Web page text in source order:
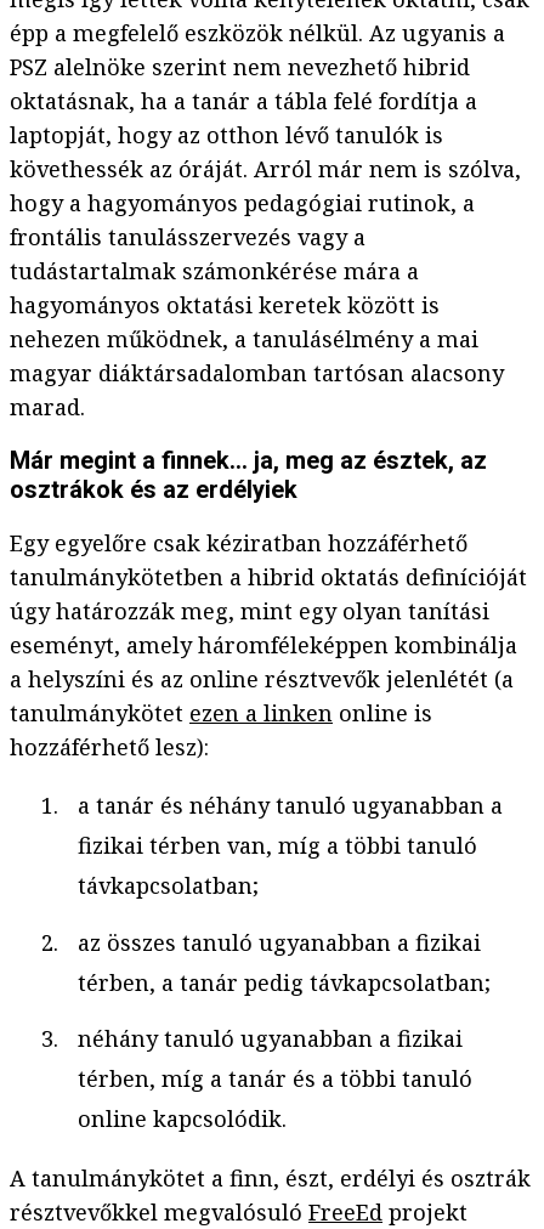
épp a megfelelő eszközök nélkül. Az ugyanis a
PSZ alelnöke szerint nem nevezhető hibrid
oktatásnak, ha a tanár a tábla felé fordítja a
laptopját, hogy az otthon lévő tanulók is
követhessék az óráját. Arról már nem is szólva,
hogy a hagyományos pedagógiai rutinok, a
frontális tanulásszervezés vagy a
tudástartalmak számonkérése mára a
hagyományos oktatási keretek között is
nehezen működnek, a tanulásélmény a mai
magyar diáktársadalomban tartósan alacsony
marad.
Már megint a finnek… ja, meg az észtek, az
osztrákok és az erdélyiek
Egy egyelőre csak kéziratban hozzáférhető
tanulmánykötetben a hibrid oktatás definícióját
úgy határozzák meg, mint egy olyan tanítási
eseményt, amely háromféleképpen kombinálja
a helyszíni és az online résztvevők jelenlétét (a
tanulmánykötet ezen a linken online is
hozzáférhető lesz):
a tanár és néhány tanuló ugyanabban a
fizikai térben van, míg a többi tanuló
távkapcsolatban;
az összes tanuló ugyanabban a fizikai
térben, a tanár pedig távkapcsolatban;
néhány tanuló ugyanabban a fizikai
térben, míg a tanár és a többi tanuló
online kapcsolódik.
A tanulmánykötet a finn, észt, erdélyi és osztrák
résztvevőkkel megvalósuló FreeEd projekt